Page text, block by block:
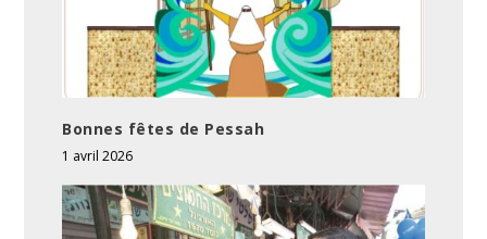
Bonnes fêtes de Pessah
1 avril 2026